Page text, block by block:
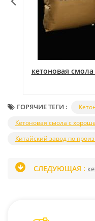
кетоновая
ГОРЯЧИЕ ТЕГИ :
Кетоновая смола с
Китайский завод по
СЛЕДУЮЩАЯ :